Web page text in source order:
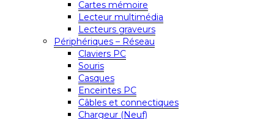
Cartes mémoire
Lecteur multimédia
Lecteurs graveurs
Périphériques – Réseau
Claviers PC
Souris
Casques
Enceintes PC
Câbles et connectiques
Chargeur (Neuf)